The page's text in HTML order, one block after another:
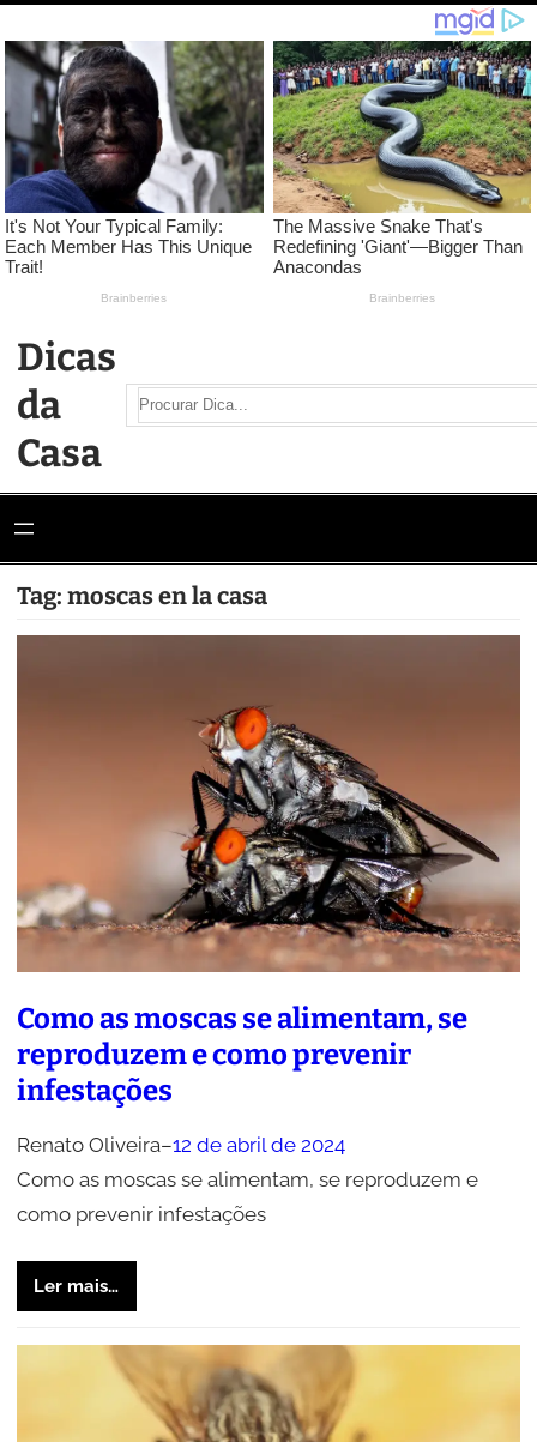
para
conteúdo
Dicas
da
Casa
Search
Tag: moscas en la casa
Como as moscas se alimentam, se
reproduzem e como prevenir
infestações
Renato Oliveira–12 de abril de 2024
Como as moscas se alimentam, se reproduzem e
como prevenir infestações
Ler mais…